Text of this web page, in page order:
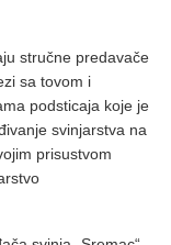
stručne predavače
sa tovom i
podsticaja koje je
svinjarstva na
prisustvom